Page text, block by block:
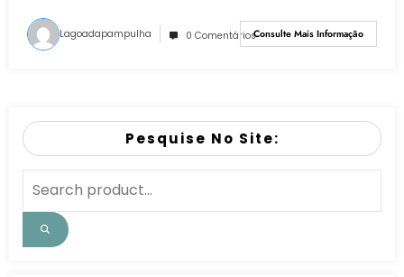
Lagoadapampulha 0 ComentáriosConsulte Mais Informação
Pesquise No Site: